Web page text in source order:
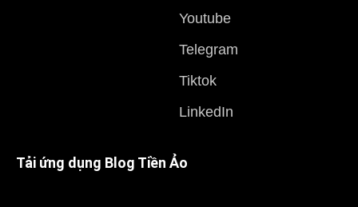
Youtube
Telegram
Tiktok
LinkedIn
Tải ứng dụng Blog Tiền Ảo